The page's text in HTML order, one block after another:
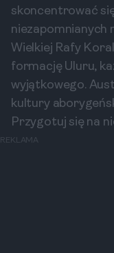
skoncentrować
niezapomnianych
Wielkiej Rafy
formację Uluru,
wyjątkowego.
kultury
Przygotuj się na
REKLAMA